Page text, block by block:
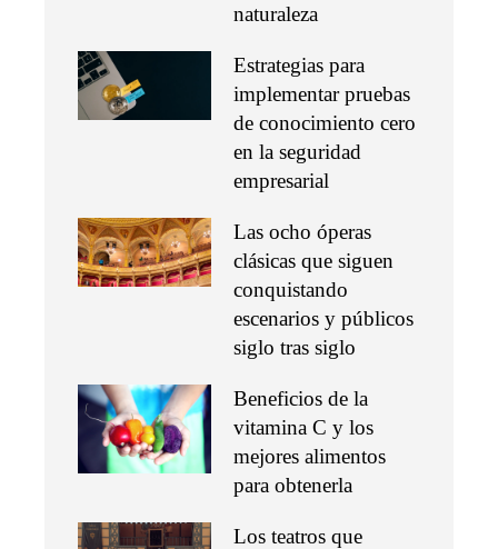
naturaleza
Estrategias para
implementar pruebas
de conocimiento cero
en la seguridad
empresarial
Las ocho óperas
clásicas que siguen
conquistando
escenarios y públicos
siglo tras siglo
Beneficios de la
vitamina C y los
mejores alimentos
para obtenerla
Los teatros que